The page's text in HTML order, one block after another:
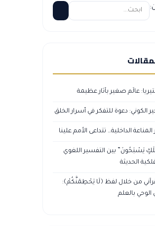
عالَم صغير بآثار عظيمة
الكوني: دعوة للتفكر في أسرار الخلق
الداخلية… تتداعى الأمم علينا
يَسْبَحُونَ” بين التفسير اللغوي
الحديثة
من خلال لفظ ﴿لَا يَحْطِمَنَّكُمْ﴾:
الوحي بالعلم